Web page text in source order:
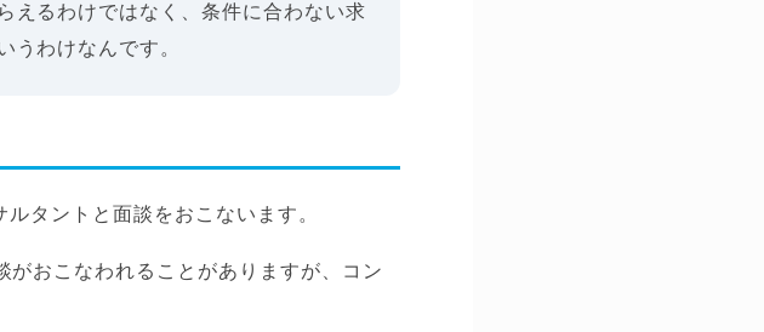
えるわけではなく、条件に合わない求
うわけなんです。
タントと面談をおこないます。
おこなわれることがありますが、コン